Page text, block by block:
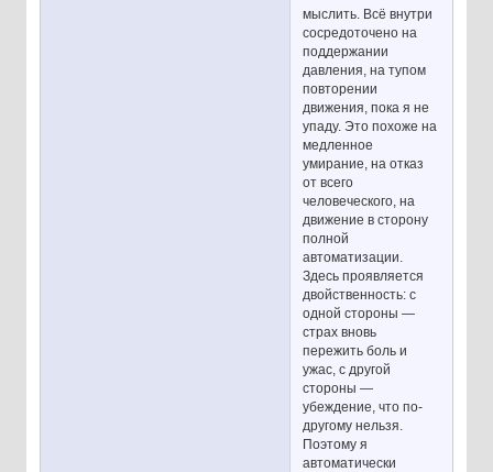
мыслить. Всё внутри
сосредоточено на
поддержании
давления, на тупом
повторении
движения, пока я не
упаду. Это похоже на
медленное
умирание, на отказ
от всего
человеческого, на
движение в сторону
полной
автоматизации.
Здесь проявляется
двойственность: с
одной стороны —
страх вновь
пережить боль и
ужас, с другой
стороны —
убеждение, что по-
другому нельзя.
Поэтому я
автоматически